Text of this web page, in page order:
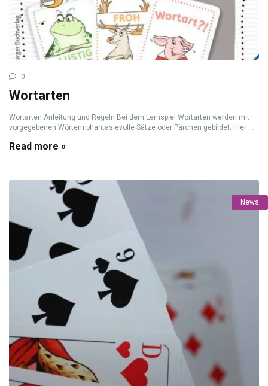
0
Wortarten
Wortarten Anleitung und Regeln Bei dem Lernspiel Wortarten werden mit
vorgegebenen Wörtern phantasievolle Sätze oder Pärchen gebildet. Hier ...
Read more »
News